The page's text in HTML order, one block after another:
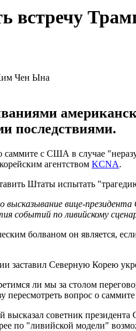
встречу
последствиями.
саммите с США в случае
агентством KCNA.
Штаты испытать
вице-
событий по ливийскому
болваном он является,
заставил Северную Корею
ли мы за столом
пересмотреть вопрос о
советник
по "ливийской модели"